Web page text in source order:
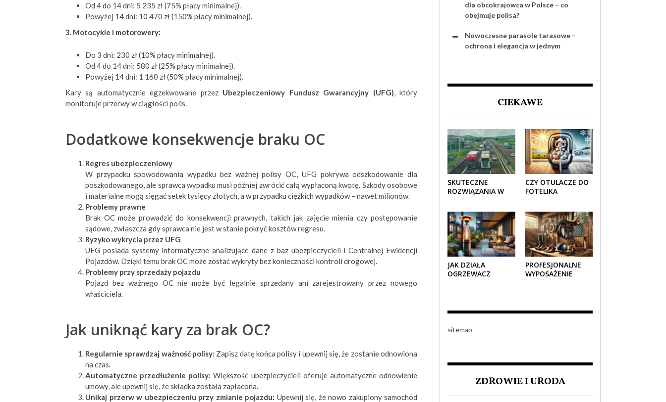
Od 4 do 14 dni: 5 235 zł (75% płacy minimalnej).
Powyżej 14 dni: 10 470 zł (150% płacy minimalnej).
3. Motocykle i motorowery:
Do 3 dni: 230 zł (10% płacy minimalnej).
Od 4 do 14 dni: 580 zł (25% płacy minimalnej).
Powyżej 14 dni: 1 160 zł (50% płacy minimalnej).
Kary są automatycznie egzekwowane przez Ubezpieczeniowy Fundusz Gwarancyjny (UFG), który
monitoruje przerwy w ciągłości polis.
Dodatkowe konsekwencje braku OC
Regres ubezpieczeniowy
W przypadku spowodowania wypadku bez ważnej polisy OC, UFG pokrywa odszkodowanie dla
poszkodowanego, ale sprawca wypadku musi później zwrócić całą wypłaconą kwotę. Szkody osobowe
i materialne mogą sięgać setek tysięcy złotych, a w przypadku ciężkich wypadków – nawet milionów.
Problemy prawne
Brak OC może prowadzić do konsekwencji prawnych, takich jak zajęcie mienia czy postępowanie
sądowe, zwłaszcza gdy sprawca nie jest w stanie pokryć kosztów regresu.
Ryzyko wykrycia przez UFG
UFG posiada systemy informatyczne analizujące dane z baz ubezpieczycieli i Centralnej Ewidencji
Pojazdów. Dzięki temu brak OC może zostać wykryty bez konieczności kontroli drogowej.
Problemy przy sprzedaży pojazdu
Pojazd bez ważnego OC nie może być legalnie sprzedany ani zarejestrowany przez nowego
właściciela.
Jak uniknąć kary za brak OC?
Regularnie sprawdzaj ważność polisy: Zapisz datę końca polisy i upewnij się, że zostanie odnowiona
na czas.
Automatyczne przedłużenie polisy: Większość ubezpieczycieli oferuje automatyczne odnowienie
umowy, ale upewnij się, że składka została zapłacona.
Unikaj przerw w ubezpieczeniu przy zmianie pojazdu: Upewnij się, że nowo zakupiony samochód
dla obcokrajowca w Polsce – co
obejmuje polisa?
Nowoczesne parasole tarasowe –
ochrona i elegancja w jednym
CIEKAWE
SKUTECZNE
ROZWIĄZANIA W
DREWNIANE I
TEKTUROWE
CZY OTULACZE DO
FOTELIKA
LATEM I ZIMĄ?
JAK DZIAŁA
OGRZEWACZ
PROFESJONALNE
WYPOSAŻENIE
sitemap
ZDROWIE I URODA